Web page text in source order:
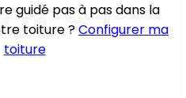
guidé pas à pas dans la
toiture ?Configurer ma
toiture